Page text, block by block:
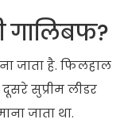
गालिबफ?
जाता है. फिलहाल
सुप्रीम लीडर
जाता था.